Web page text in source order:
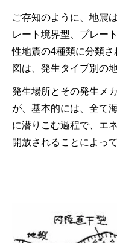
ご存知のように、地震
レート境界型、プレー
性地震の4種類に分類さ
図は、発生タイプ別の
発生場所とその発生メ
が、基本的には、全て
に潜りこむ過程で、エ
開放されることによっ